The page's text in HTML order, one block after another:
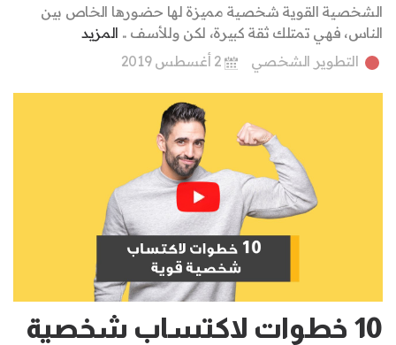
الشخصية القوية شخصية مميزة لها حضورها الخاص بين
الناس، فهي تمتلك ثقة كبيرة، لكن وللأسف .. المزيد
التطوير الشخصي
2 أغسطس 2019
10 خطوات لاكتساب شخصية